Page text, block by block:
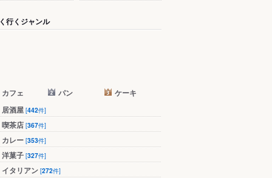
行くジャンル
カフェ パン
ケーキ
居酒屋 [442件]
喫茶店 [367件]
カレー [353件]
洋菓子 [327件]
イタリアン [272件]